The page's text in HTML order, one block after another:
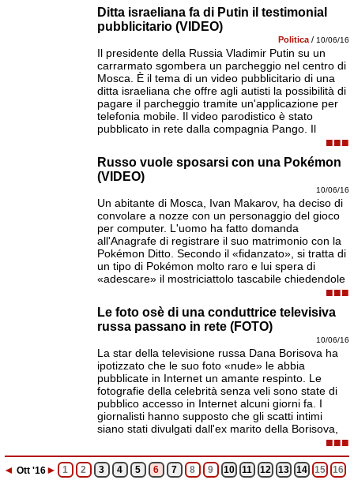
Ditta israeliana fa di Putin il testimonial
pubblicitario (VIDEO)
Politica / 10/06/16
Il presidente della Russia Vladimir Putin su un
carrarmato sgombera un parcheggio nel centro di
Mosca. È il tema di un video pubblicitario di una
ditta israeliana che offre agli autisti la possibilità di
pagare il parcheggio tramite un'applicazione per
telefonia mobile. Il video parodistico è stato
pubblicato in rete dalla compagnia Pango. Il
■■■
Russo vuole sposarsi con una Pokémon
(VIDEO)
10/06/16
Un abitante di Mosca, Ivan Makarov, ha deciso di
convolare a nozze con un personaggio del gioco
per computer. L'uomo ha fatto domanda
all'Anagrafe di registrare il suo matrimonio con la
Pokémon Ditto. Secondo il «fidanzato», si tratta di
un tipo di Pokémon molto raro e lui spera di
«adescare» il mostriciattolo tascabile chiedendole
■■■
Le foto osè di una conduttrice televisiva
russa passano in rete (FOTO)
10/06/16
La star della televisione russa Dana Borisova ha
ipotizzato che le suo foto «nude» le abbia
pubblicate in Internet un amante respinto. Le
fotografie della celebrità senza veli sono state di
pubblico accesso in Internet alcuni giorni fa. I
giornalisti hanno supposto che gli scatti intimi
siano stati divulgati dall'ex marito della Borisova,
■■■
◄ Ott '16► 1 2 3 4 5 6 7 8 9 10 11 12 13 14 15 16